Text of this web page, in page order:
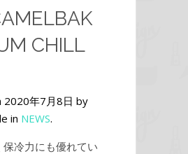
CHILL
2020年7月8日 by
in NEWS.
冷力にも優れてい